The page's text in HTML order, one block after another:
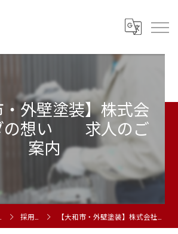
・外壁塗装】株式会
の想い 求人のご
案内
採用ブログ 【大和市・外壁塗装】株式会社シモダの想い 求人のご案内